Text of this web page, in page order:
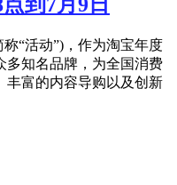
“活动”)，作为淘宝年度
多知名品牌，为全国消费
丰富的内容导购以及创新